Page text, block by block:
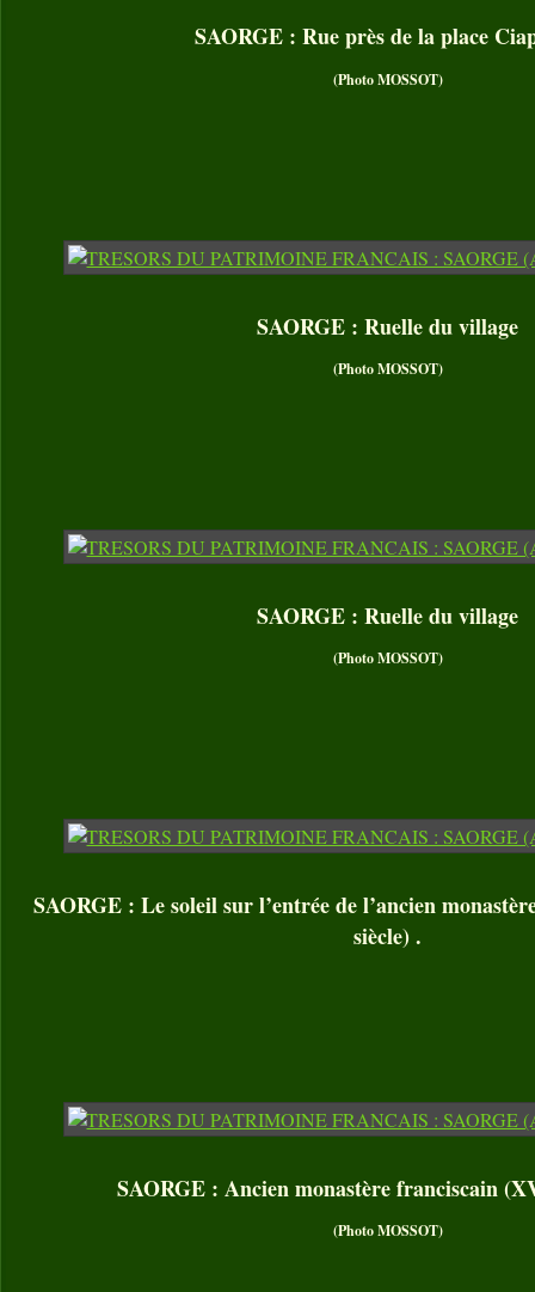
SAORGE : Rue près de la place
(Photo MOSSOT)
SAORGE : Ruelle du village
(Photo MOSSOT)
SAORGE : Ruelle du village
(Photo MOSSOT)
SAORGE : Le soleil sur l’entrée de l’ancien
siècle) .
SAORGE : Ancien monastère franciscain
(Photo MOSSOT)